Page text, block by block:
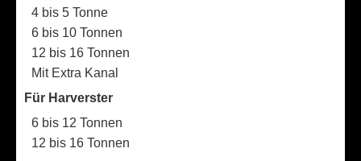
4 bis 5 Tonne
6 bis 10 Tonnen
12 bis 16 Tonnen
Mit Extra Kanal
Für Harverster
6 bis 12 Tonnen
12 bis 16 Tonnen